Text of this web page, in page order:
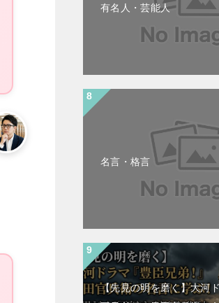
有名人・芸能人
名言・格言
【先見の明を磨く】大河